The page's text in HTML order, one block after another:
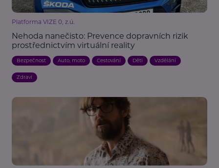
Platforma VIZE 0, z.ú.
Nehoda nanečisto: Prevence dopravních rizik
prostřednictvím virtuální reality
Bezpečnost Auto, moto Cestování Děti Vzdělání
Zdraví